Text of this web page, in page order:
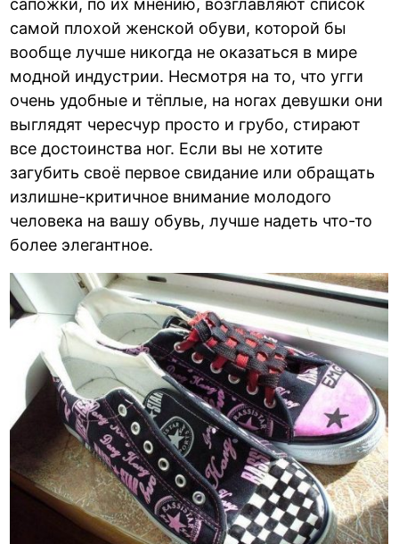
сапожки, по их мнению, возглавляют список
самой плохой женской обуви, которой бы
вообще лучше никогда не оказаться в мире
модной индустрии. Несмотря на то, что угги
очень удобные и тёплые, на ногах девушки они
выглядят чересчур просто и грубо, стирают
все достоинства ног. Если вы не хотите
загубить своё первое свидание или обращать
излишне-критичное внимание молодого
человека на вашу обувь, лучше надеть что-то
более элегантное.